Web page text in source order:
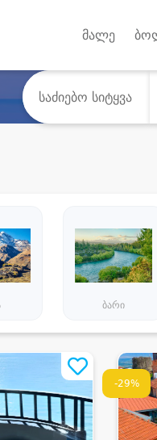
მალე
ბარი
-29%